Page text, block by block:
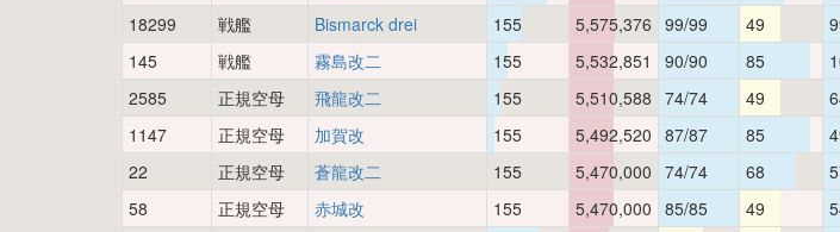
18299
戦艦 Bismarck drei 155 5,575,376 99/99 49
145
戦艦 霧島改二 155 5,532,851 90/90 85
2585
正規空母 飛龍改二 155 5,510,588 74/74 49
1147
正規空母 加賀改 155 5,492,520 87/87 85
22
正規空母 蒼龍改二 155 5,470,000 74/74 68
58
正規空母 赤城改 155 5,470,000 85/85 49